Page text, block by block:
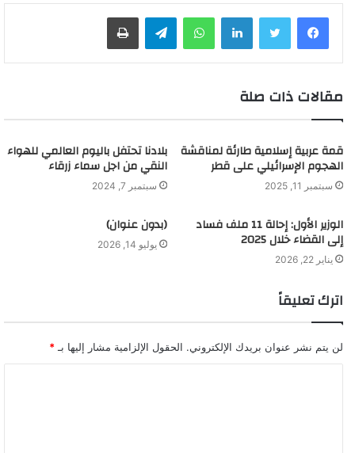
لينكدإن واتساب
مقالات ذات صلة
قمة عربية إسلامية طارئة لمناقشة
الهجوم الإسرائيلي على قطر
سبتمبر 11, 2025
بلادنا تحتفل باليوم العالمي للهواء
النقي من اجل سماء زرقاء
سبتمبر 7, 2024
الوزير الأول: إحالة 11 ملف فساد
إلى القضاء خلال 2025
يناير 22, 2026
(بدون عنوان)
يوليو 14, 2026
اترك تعليقاً
لن يتم نشر عنوان بريدك الإلكتروني. الحقول الإلزامية مشار إليها بـ *